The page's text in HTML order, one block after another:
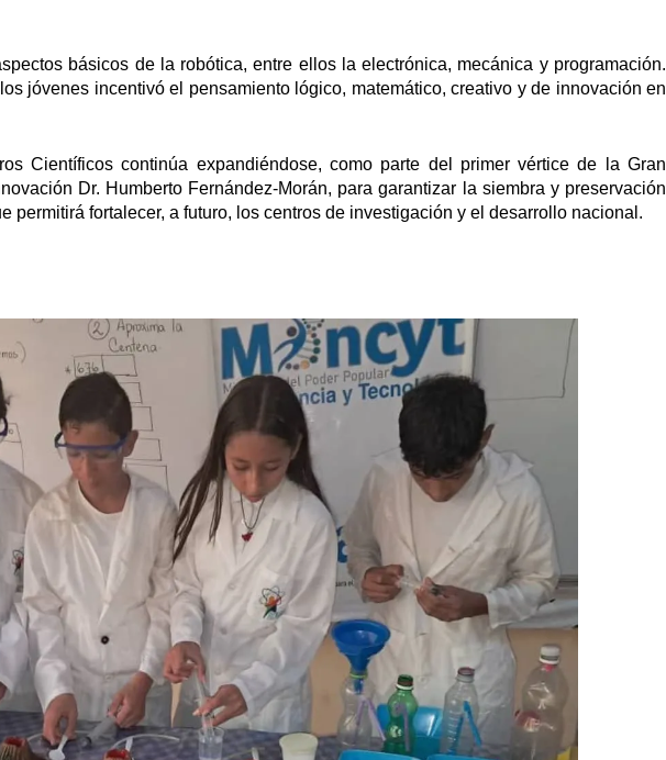
básicos de la robótica, entre ellos la electrónica, mecánica y programación.
jóvenes incentivó el pensamiento lógico, matemático, creativo y de innovación en
Científicos continúa expandiéndose, como parte del primer vértice de la Gran
Dr. Humberto Fernández-Morán, para garantizar la siembra y preservación
permitirá fortalecer, a futuro, los centros de investigación y el desarrollo nacional.